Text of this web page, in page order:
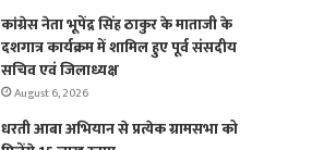
कांग्रेस नेता भूपेंद्र सिंह ठाकुर के माताजी के
दशगात्र कार्यक्रम में शामिल हुए पूर्व संसदीय
सचिव एवं जिलाध्यक्ष
August 6, 2026
धरती आबा अभियान से प्रत्येक ग्रामसभा को